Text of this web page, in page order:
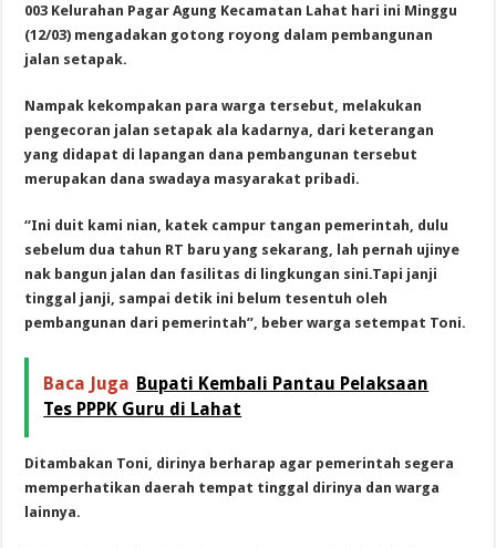
003 Kelurahan Pagar Agung Kecamatan Lahat hari ini Minggu
(12/03) mengadakan gotong royong dalam pembangunan
jalan setapak.
Nampak kekompakan para warga tersebut, melakukan
pengecoran jalan setapak ala kadarnya, dari keterangan
yang didapat di lapangan dana pembangunan tersebut
merupakan dana swadaya masyarakat pribadi.
“Ini duit kami nian, katek campur tangan pemerintah, dulu
sebelum dua tahun RT baru yang sekarang, lah pernah ujinye
nak bangun jalan dan fasilitas di lingkungan sini.Tapi janji
tinggal janji, sampai detik ini belum tesentuh oleh
pembangunan dari pemerintah”, beber warga setempat Toni.
Baca Juga Bupati Kembali Pantau Pelaksaan
Tes PPPK Guru di Lahat
Ditambakan Toni, dirinya berharap agar pemerintah segera
memperhatikan daerah tempat tinggal dirinya dan warga
lainnya.